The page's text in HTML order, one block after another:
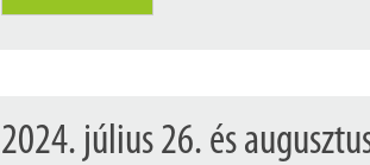
2024. július 26. és